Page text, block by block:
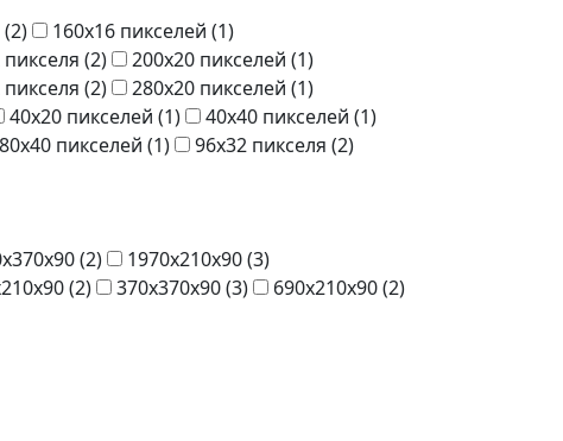
2) 160x16 пикселей (1)
(2) 200x20 пикселей (1)
(2) 280x20 пикселей (1)
40x20 пикселей (1) 40x40 пикселей (1)
80x40 пикселей (1) 96x32 пикселя (2)
(2) 1970x210x90 (3)
(2) 370x370x90 (3) 690x210x90 (2)